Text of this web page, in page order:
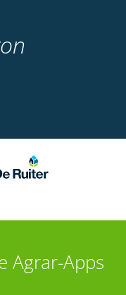
Agrar-Apps